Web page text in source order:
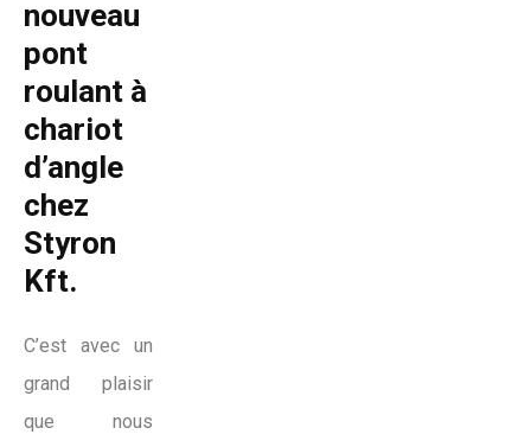
nouveau
pont
roulant à
chariot
d’angle
chez
Styron
Kft.
C’est avec un
grand plaisir
que nous